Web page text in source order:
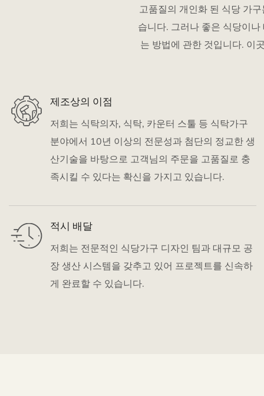
고품질의 개인화 된 식당 가
습니다. 그러나 좋은 식당이
는 방법에 관한 것입니다. 이
제조상의 이점
저희는 식탁의자, 식탁, 카운터 스툴 등 식탁가구
분야에서 10년 이상의 전문성과 첨단의 정교한 생
산기술을 바탕으로 고객님의 주문을 고품질로 충
족시킬 수 있다는 확신을 가지고 있습니다.
적시 배달
저희는 전문적인 식당가구 디자인 팀과 대규모 공
장 생산 시스템을 갖추고 있어 프로젝트를 신속하
게 완료할 수 있습니다.